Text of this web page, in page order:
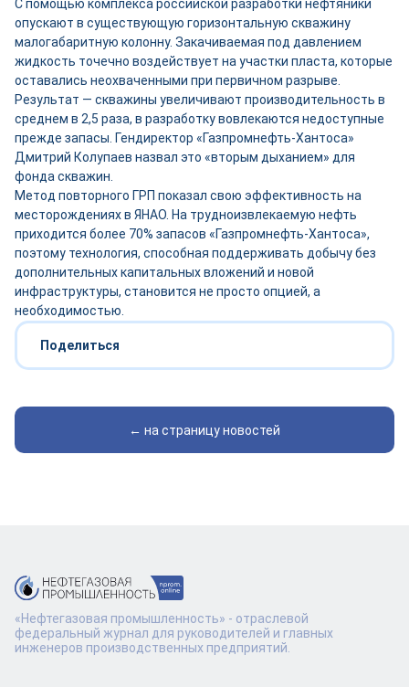
С помощью комплекса российской разработки нефтяники
опускают в существующую горизонтальную скважину
малогабаритную колонну. Закачиваемая под давлением
жидкость точечно воздействует на участки пласта, которые
оставались неохваченными при первичном разрыве.
Результат — скважины увеличивают производительность в
среднем в 2,5 раза, в разработку вовлекаются недоступные
прежде запасы. Гендиректор «Газпромнефть-Хантоса»
Дмитрий Колупаев назвал это «вторым дыханием» для
фонда скважин.
Метод повторного ГРП показал свою эффективность на
месторождениях в ЯНАО. На трудноизвлекаемую нефть
приходится более 70% запасов «Газпромнефть-Хантоса»,
поэтому технология, способная поддерживать добычу без
дополнительных капитальных вложений и новой
инфраструктуры, становится не просто опцией, а
необходимостью.
Поделиться
← на страницу новостей
«Нефтегазовая промышленность» - отраслевой
федеральный журнал для руководителей и главных
инженеров производственных предприятий.